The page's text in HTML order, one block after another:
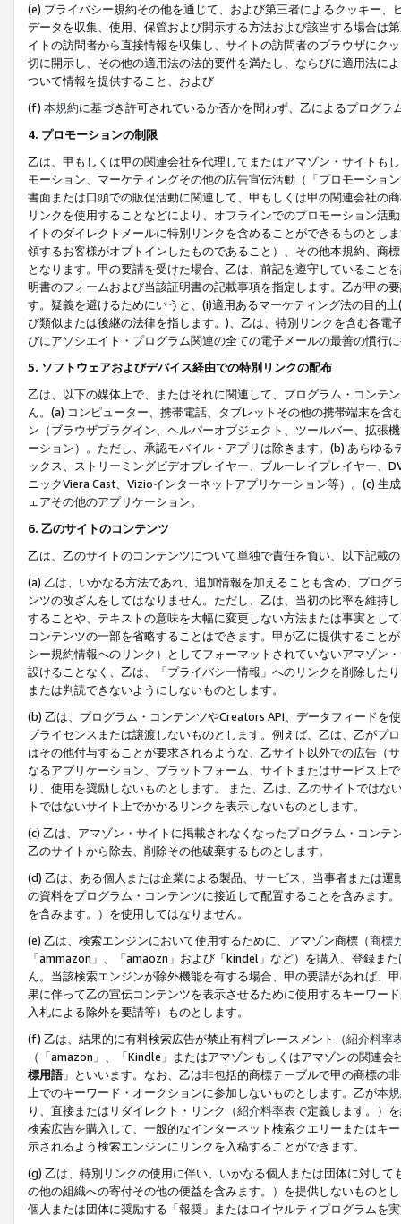
(e) プライバシー規約その他を通じて、および第三者によるクッキー
データを収集、使用、保管および開示する方法および該当する場合は
イトの訪問者から直接情報を収集し、サイトの訪問者のブラウザにク
切に開示し、その他の適用法の法的要件を満たし、ならびに適用法に
ついて情報を提供すること、および
(f) 本規約に基づき許可されているか否かを問わず、乙によるプログ
4. プロモーションの制限
乙は、甲もしくは甲の関連会社を代理してまたはアマゾン・サイトも
モーション、マーケティングその他の広告宣伝活動（「プロモーショ
書面または口頭での販促活動に関連して、甲もしくは甲の関連会社の
リンクを使用することなどにより、オフラインでのプロモーション活
イトのダイレクトメールに特別リンクを含めることができるものとし
領するお客様がオプトインしたものであること）、その他本規約、商
となります。甲の要請を受けた場合、乙は、前記を遵守していること
明書のフォームおよび当該証明書の記載事項を指定します。乙が甲の
す。疑義を避けるためにいうと、(i)適用あるマーケティング法の目的
び類似または後継の法律を指します。)、乙は、特別リンクを含む各
びにアソシエイト・プログラム関連の全ての電子メールの最善の慣行
5. ソフトウェアおよびデバイス経由での特別リンクの配布
乙は、以下の媒体上で、またはそれに関連して、プログラム・コンテ
ん。(a) コンピューター、携帯電話、タブレットその他の携帯端末を
ン（ブラウザプラグイン、ヘルパーオブジェクト、ツールバー、拡張
ーション）。ただし、承認モバイル・アプリは除きます。(b) あらゆ
ックス、ストリーミングビデオプレイヤー、ブルーレイプレイヤー、
ニックViera Cast、Vizioインターネットアプリケーション等）。(c)
ェアその他のアプリケーション。
6. 乙のサイトのコンテンツ
乙は、乙のサイトのコンテンツについて単独で責任を負い、以下記載
(a) 乙は、いかなる方法であれ、追加情報を加えることも含め、プロ
ンツの改ざんをしてはなりません。ただし、乙は、当初の比率を維持
することや、テキストの意味を大幅に変更しない方法または事実とし
コンテンツの一部を省略することはできます。甲が乙に提供すること
シー規約情報へのリンク）としてフォーマットされていないアマゾン
設けることなく、乙は、「プライバシー情報」へのリンクを削除した
または判読できないようにしないものとします。
(b) 乙は、プログラム・コンテンツやCreators API、データフィード
ブライセンスまたは譲渡しないものとします。例えば、乙は、乙がプ
はその他付与することが要求されるような、乙サイト以外での広告（
なるアプリケーション、プラットフォーム、サイトまたはサービス上
り、使用を奨励しないものとします。 また、乙は、乙のサイトでは
トではないサイト上でかかるリンクを表示しないものとします。
(c) 乙は、アマゾン・サイトに掲載されなくなったプログラム・コン
乙のサイトから除去、削除その他破棄するものとします。
(d) 乙は、ある個人または企業による製品、サービス、当事者または
の資料をプログラム・コンテンツに接近して配置することを含みます
を含みます。）を使用してはなりません。
(e) 乙は、検索エンジンにおいて使用するために、アマゾン商標（商標
「ammazon」、「amaozn」および「kindel」など）を購入、登録ま
ん。当該検索エンジンが除外機能を有する場合、甲の要請があれば、
果に伴って乙の宣伝コンテンツを表示させるために使用するキーワー
入札による除外を要請等）ものとします。
(f) 乙は、結果的に有料検索広告が禁止有料プレースメント（紹介料率
（「amazon」、「Kindle」またはアマゾンもしくはアマゾンの関連
標用語」といいます。なお、乙は非包括的商標テーブルで甲の商標の
上でのキーワード・オークションに参加しないものとします。乙が本
り、直接またはリダイレクト・リンク（紹介料率表で定義します。）
検索広告を購入して、一般的なインターネット検索クエリーまたはキ
示されるよう検索エンジンにリンクを入稿することができます。
(g) 乙は、特別リンクの使用に伴い、いかなる個人または団体に対し
の他の組織への寄付その他の便益を含みます。）を提供しないものと
個人または団体に奨励する「報奨」またはロイヤルティプログラムを